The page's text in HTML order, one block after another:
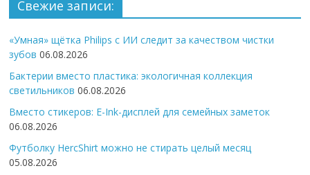
Свежие записи:
«Умная» щётка Philips с ИИ следит за качеством чистки
зубов 06.08.2026
Бактерии вместо пластика: экологичная коллекция
светильников 06.08.2026
Вместо стикеров: E-Ink-дисплей для семейных заметок
06.08.2026
Футболку HercShirt можно не стирать целый месяц
05.08.2026